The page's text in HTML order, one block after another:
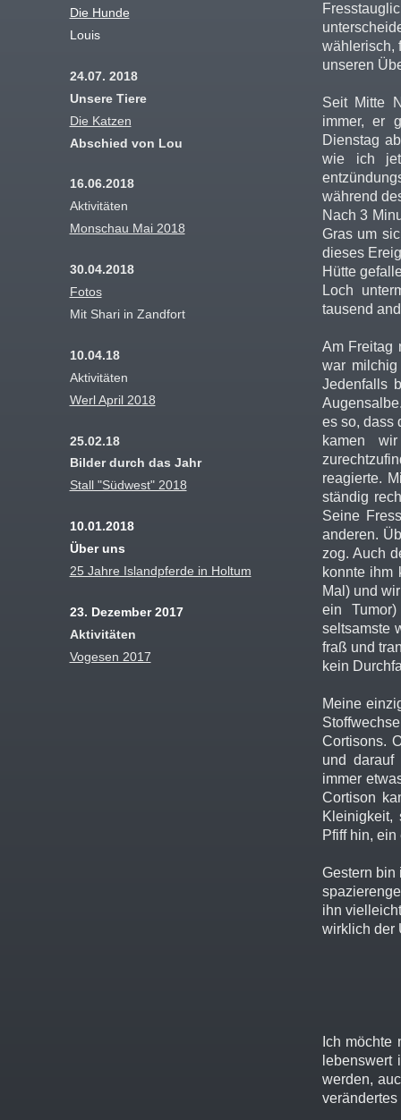
wählerisch,
unseren
Seit Mitte
immer, er
Dienstag
wie ich
während
Nach 3
Gras um
dieses
Hütte
Loch
tausend
Am Freitag
war
Jedenfalls
es so, dass
kamen
reagierte.
ständig
Seine
anderen.
zog. Auch
konnte ihm
Mal) und
ein
seltsamste
fraß und
kein
Meine
Cortisons.
und darauf
immer
Cortison
Kleinigkeit,
Pfiff hin,
Gestern bin
ihn
wirklich der
Ich
werden,
Die Hunde
Louis
24.07. 2018
Unsere Tiere
Die Katzen
Abschied von Lou
16.06.2018
Aktivitäten
Monschau Mai 2018
30.04.2018
Fotos
Mit Shari in Zandfort
10.04.18
Aktivitäten
Werl April 2018
25.02.18
Bilder durch das Jahr
Stall "Südwest" 2018
10.01.2018
Über uns
25 Jahre Islandpferde in Holtum
23. Dezember 2017
Aktivitäten
Vogesen 2017